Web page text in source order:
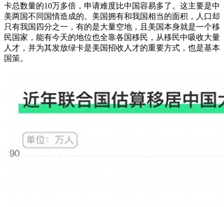
卡总数量的10万多倍，申请难度比中国容易多了。这主要是中
美两国不同国情造成的。美国拥有和我国相当的面积，人口却
只有我国四分之一，有的是大量空地，且美国本身就是一个移
民国家，能有今天的地位也全靠各国移民，从移民中吸收大量
人才，并为其发放绿卡是美国招收人才的重要方式，也是基本
国策。